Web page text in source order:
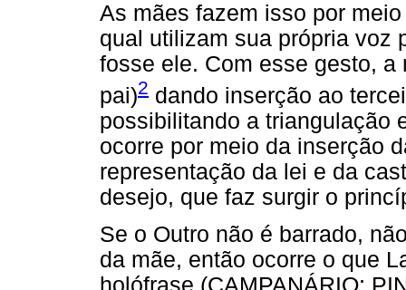
As mães fazem isso por meio
qual utilizam sua própria voz
fosse ele. Com esse gesto, a
pai)2 dando inserção ao
possibilitando a triangulação
ocorre por meio da inserção
representação da lei e da
desejo, que faz surgir o
Se o Outro não é barrado,
da mãe, então ocorre o que
holófrase (CAMPANÁRIO;